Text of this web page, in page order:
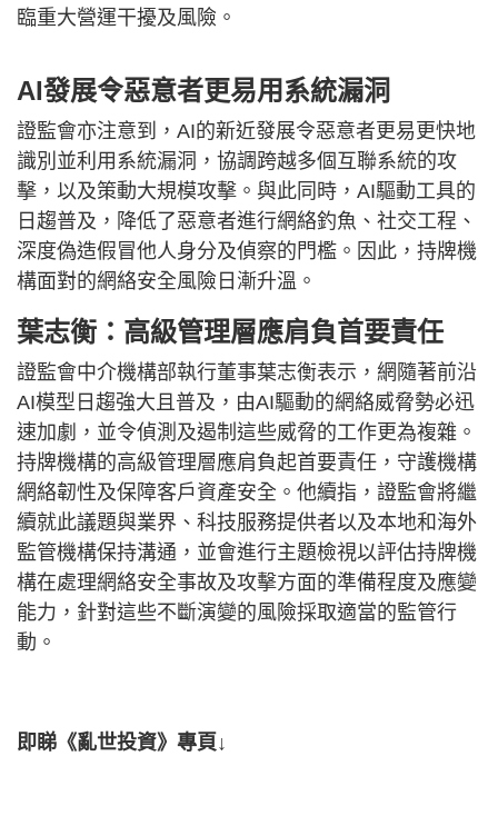
臨重大營運干擾及風險。
AI發展令惡意者更易用系統漏洞
證監會亦注意到，AI的新近發展令惡意者更易更快地
識別並利用系統漏洞，協調跨越多個互聯系統的攻
擊，以及策動大規模攻擊。與此同時，AI驅動工具的
日趨普及，降低了惡意者進行網絡釣魚、社交工程、
深度偽造假冒他人身分及偵察的門檻。因此，持牌機
構面對的網絡安全風險日漸升溫。
葉志衡：高級管理層應肩負首要責任
證監會中介機構部執行董事葉志衡表示，網隨著前沿
AI模型日趨強大且普及，由AI驅動的網絡威脅勢必迅
速加劇，並令偵測及遏制這些威脅的工作更為複雜。
持牌機構的高級管理層應肩負起首要責任，守護機構
網絡韌性及保障客戶資產安全。他續指，證監會將繼
續就此議題與業界、科技服務提供者以及本地和海外
監管機構保持溝通，並會進行主題檢視以評估持牌機
構在處理網絡安全事故及攻擊方面的準備程度及應變
能力，針對這些不斷演變的風險採取適當的監管行
動。
即睇《亂世投資》專頁↓